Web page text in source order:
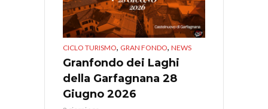
CICLO TURISMO, GRAN FONDO, NEWS
Granfondo dei Laghi
della Garfagnana 28
Giugno 2026